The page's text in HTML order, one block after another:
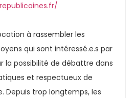
republicaines.fr/
à rassembler les
qui sont intéressé.e.s par
la possibilité de débattre dans
et respectueux de
Depuis trop longtemps, les